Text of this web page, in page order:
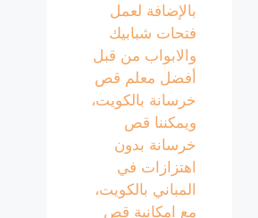
بالإضافة لعمل
فتحات شبابيك
والابواب من قبل
أفضل معلم قص
خرسانة بالكويت،
ويمكننا قص
خرسانة بدون
اهتزازات في
المباني بالكويت،
مع امكانية قص